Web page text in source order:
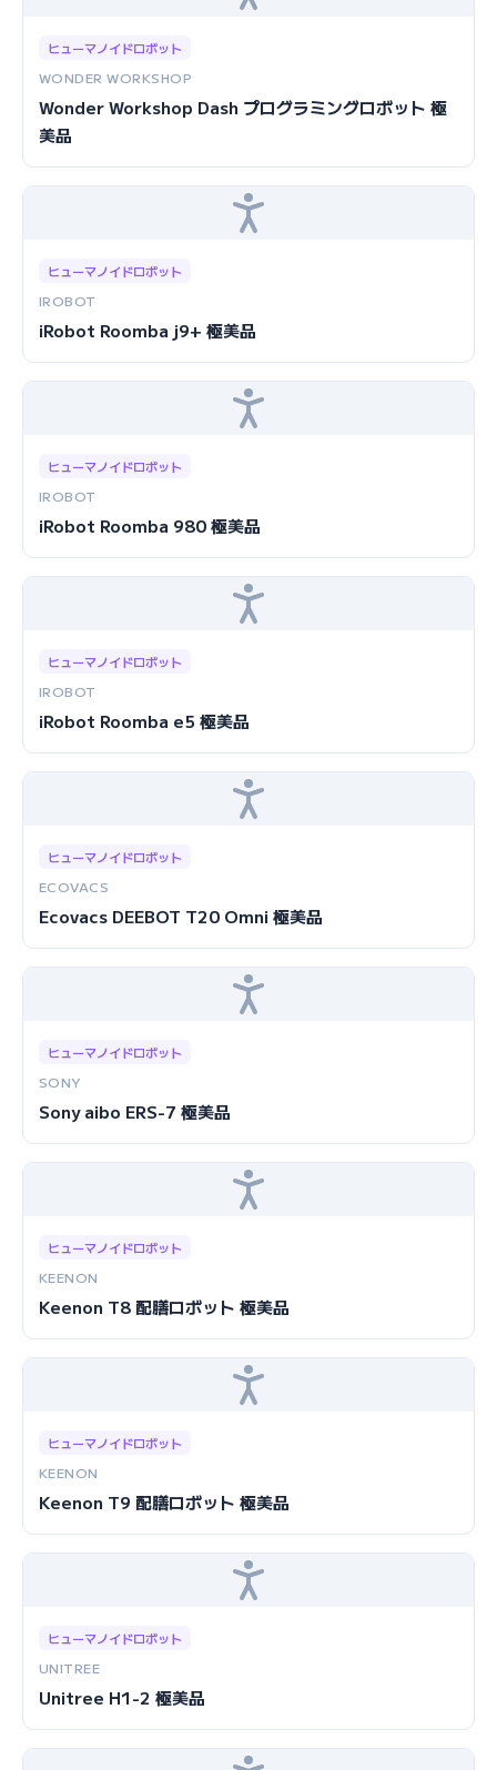
ヒューマノイドロボット
WONDER WORKSHOP
Wonder Workshop Dash プログラミングロボット 極
美品
ヒューマノイドロボット
IROBOT
iRobot Roomba j9+ 極美品
ヒューマノイドロボット
IROBOT
iRobot Roomba 980 極美品
ヒューマノイドロボット
IROBOT
iRobot Roomba e5 極美品
ヒューマノイドロボット
ECOVACS
Ecovacs DEEBOT T20 Omni 極美品
ヒューマノイドロボット
SONY
Sony aibo ERS-7 極美品
ヒューマノイドロボット
KEENON
Keenon T8 配膳ロボット 極美品
ヒューマノイドロボット
KEENON
Keenon T9 配膳ロボット 極美品
ヒューマノイドロボット
UNITREE
Unitree H1-2 極美品